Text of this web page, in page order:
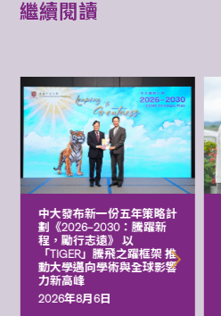
繼續閱讀
中大發布新一份五年策略計
劃《2026‒2030：騰躍新
程，勵行志遠》 以
「TIGER」騰飛之躍框架 推
動大學邁向學術與全球影響
力新高峰
2026年8月6日